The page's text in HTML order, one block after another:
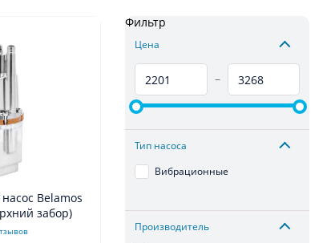
Belamos
забор)
Фильтр
Цена
–
Тип насоса
Вибрационные
Производитель